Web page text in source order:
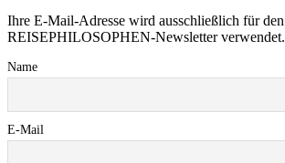
Ihre E-Mail-Adresse wird ausschließlich für den
REISEPHILOSOPHEN-Newsletter verwendet.
Name
E-Mail